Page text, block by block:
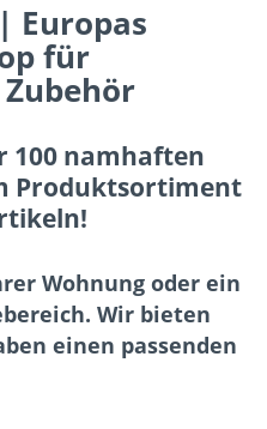
Europas
für
100 namhaften
Produktsortiment
Wohnung oder ein
Wir bieten
einen passenden